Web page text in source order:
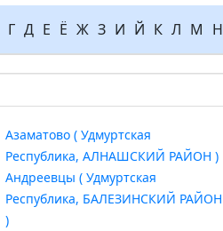
Г Д Е Ё Ж З И Й К Л М Н
Азаматово ( Удмуртская
Республика, АЛНАШСКИЙ РАЙОН )
Андреевцы ( Удмуртская
Республика, БАЛЕЗИНСКИЙ РАЙОН
)